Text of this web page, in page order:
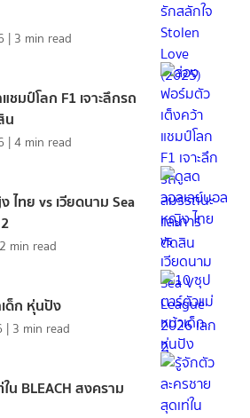
| 3 min read
มป์โลก F1 เจาะลึกรถ
น
|4 min read
ทย vs เวียดนาม Sea
2 min read
ด็ก หุ่นปัง
| 3 min read
น BLEACH สงคราม